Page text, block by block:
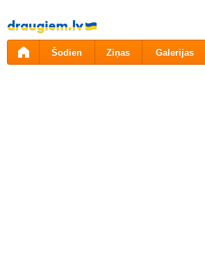
Pāriet
uz
saturu
Šodien Ziņas Galerijas